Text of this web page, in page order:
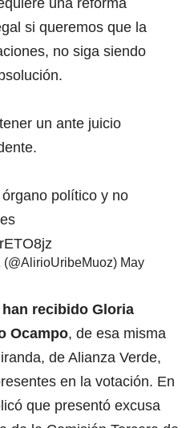
si queremos que la
no siga siendo
un ante juicio
político y no
May
han recibido Gloria
Ocampo, de esa misma
de Alianza Verde,
en la votación. En
que presentó excusa